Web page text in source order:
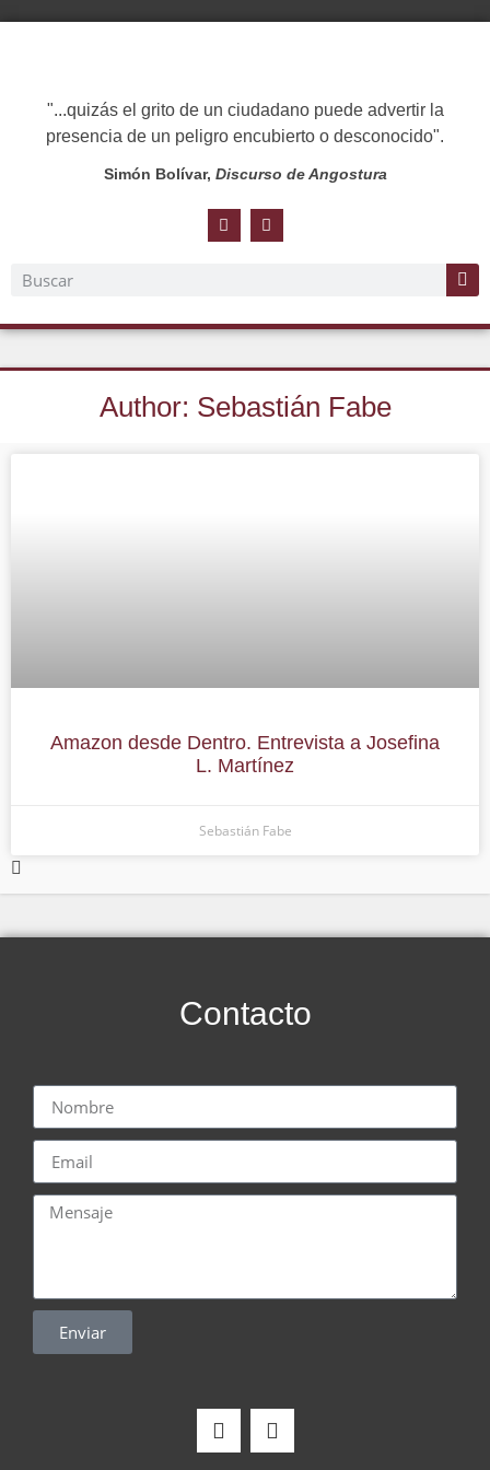
"...quizás el grito de un ciudadano puede advertir la
presencia de un peligro encubierto o desconocido".
Simón Bolívar, Discurso de Angostura
Author: Sebastián Fabe
Amazon desde Dentro. Entrevista a Josefina
L. Martínez
Sebastián Fabe
Contacto
Enviar